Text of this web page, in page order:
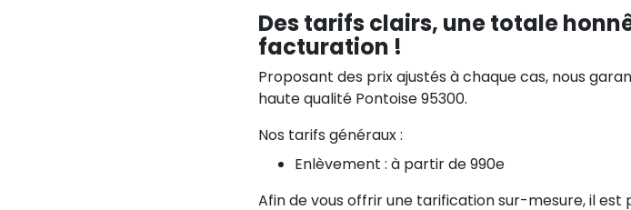
Des tarifs clairs, une totale
facturation !
Proposant des prix ajustés à chaque cas, nous
haute qualité Pontoise 95300.
Nos tarifs généraux :
Enlèvement : à partir de 990e
Afin de vous offrir une tarification sur-mesure, il